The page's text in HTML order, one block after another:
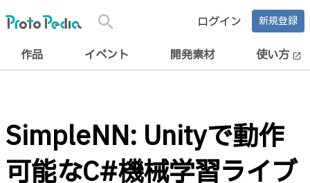
search ログイン 新規登録
作品 イベント 開発素材 使い方 open_in_new
SimpleNN: Unityで動作
可能なC#機械学習ライブ